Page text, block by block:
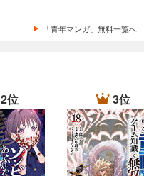
「青年マンガ」無料一覧へ
2位 3位